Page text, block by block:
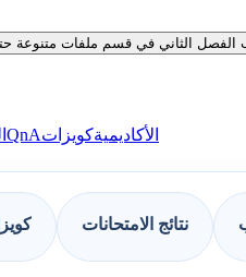
في قسم ملفات متنوعة حتى تاريخ
الأكاديميةكويزاتQnA
نتائج الامتحانات